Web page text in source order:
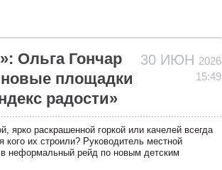
30 ИЮН 2026
15:49
Ольга Гончар
площадки
радости»
ярко раскрашенной горкой или качелей всегда
их строили? Руководитель местной
в неформальный рейд по новым детским